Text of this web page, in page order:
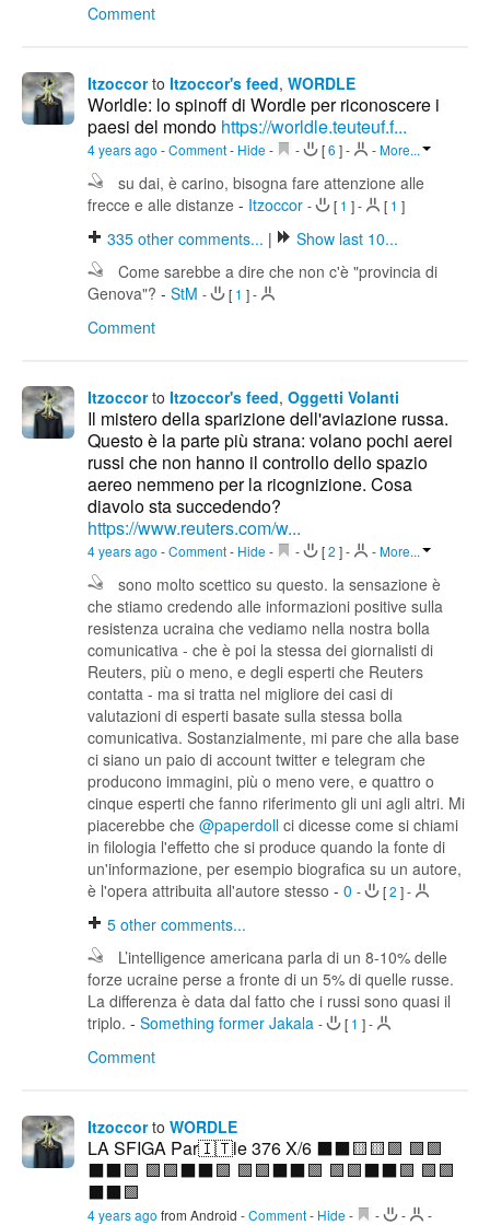
Comment
Itzoccor to Itzoccor's feed, WORDLE
Worldle: lo spinoff di Wordle per riconoscere i
paesi del mondo https://worldle.teuteuf.f...
4 years ago -Comment- Hide - - [6 ]- -More...
su dai, è carino, bisogna fare attenzione alle
frecce e alle distanze - Itzoccor - [ 1 ]- [ 1 ]
335 other comments... |
Show last 10...
Come sarebbe a dire che non c'è "provincia di
Genova"? - StM - [ 1 ]-
Comment
Itzoccor to Itzoccor's feed, Oggetti Volanti
Il mistero della sparizione dell'aviazione russa.
Questo è la parte più strana: volano pochi aerei
russi che non hanno il controllo dello spazio
aereo nemmeno per la ricognizione. Cosa
diavolo sta succedendo?
https://www.reuters.com/w...
4 years ago -Comment- Hide - - [2 ]- -More...
sono molto scettico su questo. la sensazione è
che stiamo credendo alle informazioni positive sulla
resistenza ucraina che vediamo nella nostra bolla
comunicativa - che è poi la stessa dei giornalisti di
Reuters, più o meno, e degli esperti che Reuters
contatta - ma si tratta nel migliore dei casi di
valutazioni di esperti basate sulla stessa bolla
comunicativa. Sostanzialmente, mi pare che alla base
ci siano un paio di account twitter e telegram che
producono immagini, più o meno vere, e quattro o
cinque esperti che fanno riferimento gli uni agli altri. Mi
piacerebbe che @paperdoll ci dicesse come si chiami
in filologia l'effetto che si produce quando la fonte di
un'informazione, per esempio biografica su un autore,
è l'opera attribuita all'autore stesso - 0 - [2 ]-
5 other comments...
L’intelligence americana parla di un 8-10% delle
forze ucraine perse a fronte di un 5% di quelle russe.
La differenza è data dal fatto che i russi sono quasi il
triplo. - Something former Jakala - [ 1 ]-
Comment
Itzoccor to WORDLE
LA SFIGA Par🇮🇹le 376 X/6 ⬛⬛🟨🟨🟩 🟩🟩
⬛⬛🟩 🟩🟩⬛⬛🟩 🟩🟩⬛⬛🟩 🟩🟩⬛⬛🟩 🟩🟩
⬛⬛🟩
4 years ago from Android -Comment- Hide - - -
-